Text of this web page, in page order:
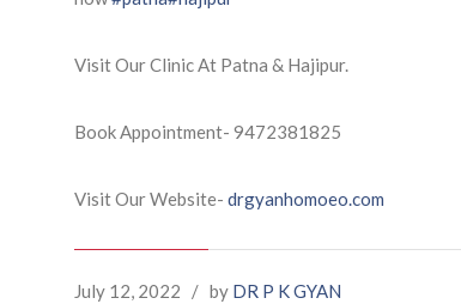
Visit Our Clinic At Patna & Hajipur.
Book Appointment- 9472381825
Visit Our Website- drgyanhomoeo.com
July 12, 2022 / by DR P K GYAN